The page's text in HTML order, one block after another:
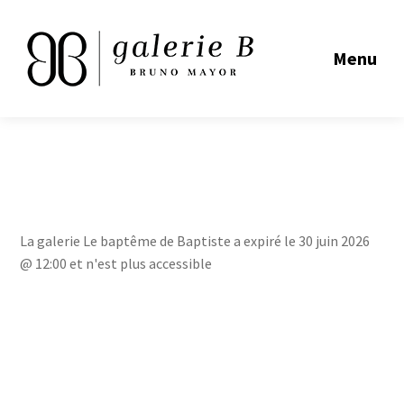
Menu
La galerie Le baptême de Baptiste a expiré le 30 juin 2026
@ 12:00 et n'est plus accessible